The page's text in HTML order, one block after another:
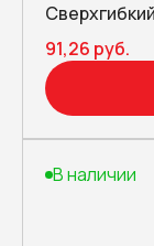
91,26 руб.
В наличии